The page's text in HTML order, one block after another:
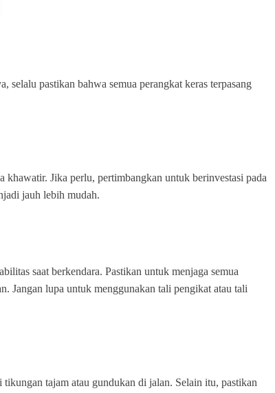
selalu pastikan bahwa semua perangkat keras terpasang
khawatir. Jika perlu, pertimbangkan untuk berinvestasi pada
jauh lebih mudah.
saat berkendara. Pastikan untuk menjaga semua
Jangan lupa untuk menggunakan tali pengikat atau tali
tajam atau gundukan di jalan. Selain itu, pastikan